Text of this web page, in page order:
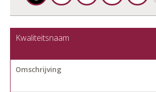
Kwaliteitsnaam
Omschrijving